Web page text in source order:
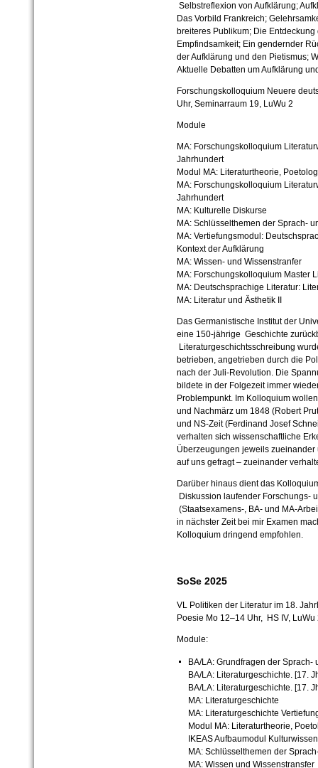
Selbstreflexion von Aufklärung;
Das Vorbild Frankreich;
breiteres Publikum; Die
Empfindsamkeit; Ein gendernder
der Aufklärung und den Pietismus;
Aktuelle Debatten um Aufklärung
Forschungskolloquium Neuere
Uhr, Seminarraum 19, LuWu 2
Module
MA: Forschungskolloquium
Jahrhundert
Modul MA: Literaturtheorie,
MA: Forschungskolloquium
Jahrhundert
MA: Kulturelle Diskurse
MA: Schlüsselthemen der Sprach-
MA: Vertiefungsmodul:
Kontext der Aufklärung
MA: Wissen- und Wissenstranfer
MA: Forschungskolloquium Master
MA: Deutschsprachige Literatur:
MA: Literatur und Ästhetik II
Das Germanistische Institut der
eine 150-jährige Geschichte
Literaturgeschichtsschreibung
betrieben, angetrieben durch die
nach der Juli-Revolution. Die
bildete in der Folgezeit immer
Problempunkt. Im Kolloquium
und Nachmärz um 1848 (Robert
und NS-Zeit (Ferdinand Josef
verhalten sich wissenschaftliche
Überzeugungen jeweils
auf uns gefragt – zueinander
Darüber hinaus dient das
Diskussion laufender Forschungs-
(Staatsexamens-, BA- und MA-
in nächster Zeit bei mir Examen
Kolloquium dringend empfohlen.
SoSe 2025
VL Politiken der Literatur im 18.
Poesie Mo 12–14 Uhr, HS IV, LuWu
Module:
BA/LA: Grundfragen der Sprach-
BA/LA: Literaturgeschichte. [17.
BA/LA: Literaturgeschichte. [17.
MA: Literaturgeschichte
MA: Literaturgeschichte
Modul MA: Literaturtheorie,
IKEAS Aufbaumodul
MA: Schlüsselthemen der
MA: Wissen und Wissenstransfer